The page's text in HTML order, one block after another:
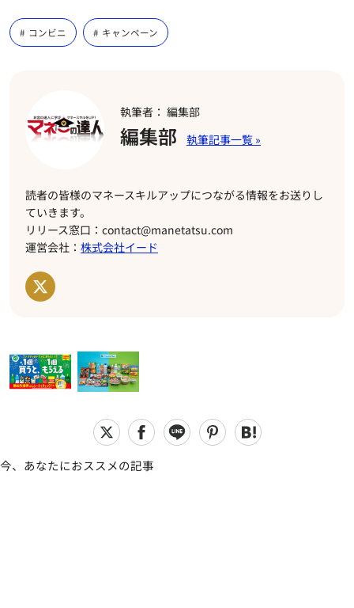
コンビニ キャンペーン
執筆者： 編集部
編集部
読者の皆様のマネースキルアップにつながる情報をお送りし
ていきます。
リリース窓口：contact@manetatsu.com
運営会社： 株式会社イード
今、あなたにおススメの記事